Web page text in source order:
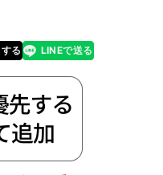
る
line LINEで送る